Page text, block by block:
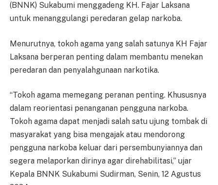
(BNNK) Sukabumi menggadeng KH. Fajar Laksana
untuk menanggulangi peredaran gelap narkoba.
Menurutnya, tokoh agama yang salah satunya KH Fajar
Laksana berperan penting dalam membantu menekan
peredaran dan penyalahgunaan narkotika.
“Tokoh agama memegang peranan penting. Khususnya
dalam reorientasi penanganan pengguna narkoba.
Tokoh agama dapat menjadi salah satu ujung tombak di
masyarakat yang bisa mengajak atau mendorong
pengguna narkoba keluar dari persembunyiannya dan
segera melaporkan dirinya agar direhabilitasi,” ujar
Kepala BNNK Sukabumi Sudirman, Senin, 12 Agustus